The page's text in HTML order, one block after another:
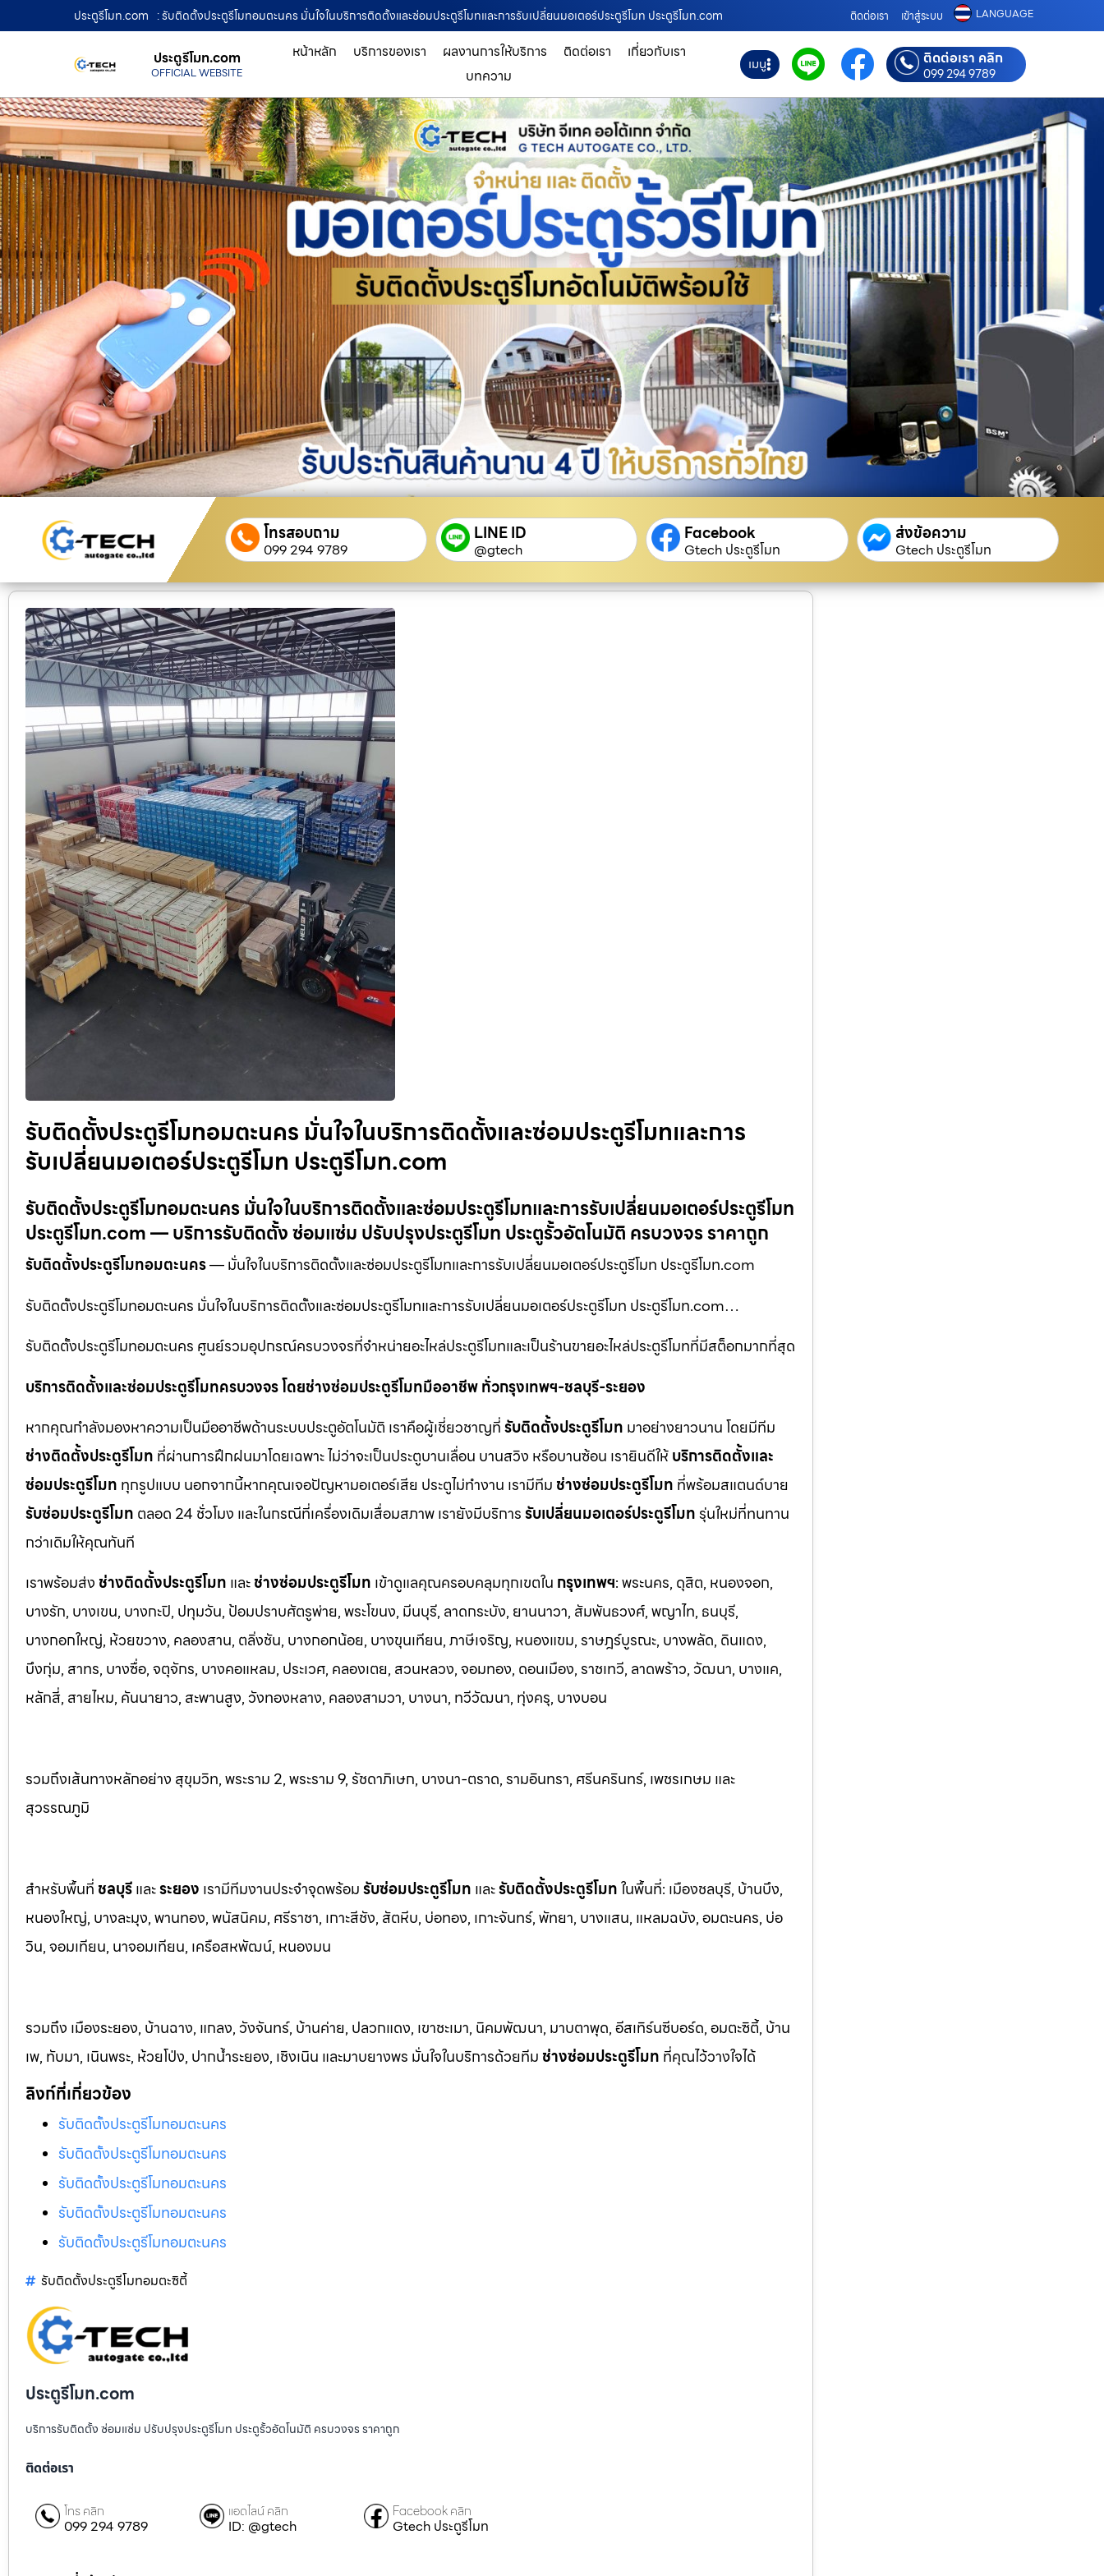
ประตูรีโมท.com : รับติดตั้งประตูรีโมทอมตะนคร มั่นใจในบริการติดตั้งและซ่อมประตูรีโมทและการรับเปลี่ยนมอเตอร์ประตูรีโมท ประตูรีโมท.com ติดต่อเรา เข้าสู่ระบบ LANGUAGE
ประตูรีโมท.com
OFFICIAL WEBSITE
หน้าหลัก บริการของเรา ผลงานการให้บริการ ติดต่อเรา
เกี่ยวกับเรา
บทความ
เมนู ติดต่อเรา คลิก
099 294 9789
โทรสอบถาม
099 294 9789
LINE ID
@gtech
Facebook
Gtech ประตูรีโมท
ส่งข้อความ
Gtech ประตูรีโมท
รับติดตั้งประตูรีโมทอมตะนคร มั่นใจในบริการติดตั้งและซ่อมประตูรีโมทและการ
รับเปลี่ยนมอเตอร์ประตูรีโมท ประตูรีโมท.com
รับติดตั้งประตูรีโมทอมตะนคร มั่นใจในบริการติดตั้งและซ่อมประตูรีโมทและการรับเปลี่ยนมอเตอร์ประตูรีโมท
ประตูรีโมท.com — บริการรับติดตั้ง ซ่อมแซ่ม ปรับปรุงประตูรีโมท ประตูรั้วอัตโนมัติ ครบวงจร ราคาถูก
รับติดตั้งประตูรีโมทอมตะนคร— มั่นใจในบริการติดตั้งและซ่อมประตูรีโมทและการรับเปลี่ยนมอเตอร์ประตูรีโมท ประตูรีโมท.com
รับติดตั้งประตูรีโมทอมตะนคร มั่นใจในบริการติดตั้งและซ่อมประตูรีโมทและการรับเปลี่ยนมอเตอร์ประตูรีโมท ประตูรีโมท.com…
รับติดตั้งประตูรีโมทอมตะนคร ศูนย์รวมอุปกรณ์ครบวงจรที่จำหน่ายอะไหล่ประตูรีโมทและเป็นร้านขายอะไหล่ประตูรีโมทที่มีสต็อกมากที่สุด
บริการติดตั้งและซ่อมประตูรีโมทครบวงจร โดยช่างซ่อมประตูรีโมทมืออาชีพ ทั่วกรุงเทพฯ-ชลบุรี-ระยอง
หากคุณกำลังมองหาความเป็นมืออาชีพด้านระบบประตูอัตโนมัติ เราคือผู้เชี่ยวชาญที่รับติดตั้งประตูรีโมท มาอย่างยาวนาน โดยมีทีม
ช่างติดตั้งประตูรีโมท ที่ผ่านการฝึกฝนมาโดยเฉพาะ ไม่ว่าจะเป็นประตูบานเลื่อน บานสวิง หรือบานซ้อน เรายินดีให้บริการติดตั้งและ
ซ่อมประตูรีโมท ทุกรูปแบบ นอกจากนี้หากคุณเจอปัญหามอเตอร์เสีย ประตูไม่ทำงาน เรามีทีม ช่างซ่อมประตูรีโมท ที่พร้อมสแตนด์บาย
รับซ่อมประตูรีโมท ตลอด 24 ชั่วโมง และในกรณีที่เครื่องเดิมเสื่อมสภาพ เรายังมีบริการรับเปลี่ยนมอเตอร์ประตูรีโมทรุ่นใหม่ที่ทนทาน
กว่าเดิมให้คุณทันที
เราพร้อมส่ง ช่างติดตั้งประตูรีโมท และช่างซ่อมประตูรีโมท เข้าดูแลคุณครอบคลุมทุกเขตใน กรุงเทพฯ: พระนคร, ดุสิต, หนองจอก,
บางรัก, บางเขน, บางกะปิ, ปทุมวัน, ป้อมปราบศัตรูพ่าย, พระโขนง, มีนบุรี, ลาดกระบัง, ยานนาวา, สัมพันธวงศ์, พญาไท, ธนบุรี,
บางกอกใหญ่, ห้วยขวาง, คลองสาน, ตลิ่งชัน, บางกอกน้อย, บางขุนเทียน, ภาษีเจริญ, หนองแขม, ราษฎร์บูรณะ, บางพลัด, ดินแดง,
บึงกุ่ม, สาทร, บางซื่อ, จตุจักร, บางคอแหลม, ประเวศ, คลองเตย, สวนหลวง, จอมทอง, ดอนเมือง, ราชเทวี, ลาดพร้าว, วัฒนา, บางแค,
หลักสี่, สายไหม, คันนายาว, สะพานสูง, วังทองหลาง, คลองสามวา, บางนา, ทวีวัฒนา, ทุ่งครุ, บางบอน
รวมถึงเส้นทางหลักอย่าง สุขุมวิท, พระราม 2, พระราม 9, รัชดาภิเษก, บางนา-ตราด, รามอินทรา, ศรีนครินทร์, เพชรเกษม และ
สุวรรณภูมิ
สำหรับพื้นที่ ชลบุรีและระยอง เรามีทีมงานประจำจุดพร้อมรับซ่อมประตูรีโมท และรับติดตั้งประตูรีโมทในพื้นที่: เมืองชลบุรี, บ้านบึง,
หนองใหญ่, บางละมุง, พานทอง, พนัสนิคม, ศรีราชา, เกาะสีชัง, สัตหีบ, บ่อทอง, เกาะจันทร์, พัทยา, บางแสน, แหลมฉบัง, อมตะนคร, บ่อ
วิน, จอมเทียน, นาจอมเทียน, เครือสหพัฒน์, หนองมน
รวมถึง เมืองระยอง, บ้านฉาง, แกลง, วังจันทร์, บ้านค่าย, ปลวกแดง, เขาชะเมา, นิคมพัฒนา, มาบตาพุด, อีสเทิร์นซีบอร์ด, อมตะซิตี้, บ้าน
เพ, ทับมา, เนินพระ, ห้วยโป่ง, ปากน้ำระยอง, เชิงเนิน และมาบยางพร มั่นใจในบริการด้วยทีม ช่างซ่อมประตูรีโมท ที่คุณไว้วางใจได้
ลิงก์ที่เกี่ยวข้อง
รับติดตั้งประตูรีโมทอมตะนคร
รับติดตั้งประตูรีโมทอมตะนคร
รับติดตั้งประตูรีโมทอมตะนคร
รับติดตั้งประตูรีโมทอมตะนคร
รับติดตั้งประตูรีโมทอมตะนคร
รับติดตั้งประตูรีโมทอมตะซิตี้
ประตูรีโมท.com
บริการรับติดตั้ง ซ่อมแซ่ม ปรับปรุงประตูรีโมท ประตูรั้วอัตโนมัติ ครบวงจร ราคาถูก
ติดต่อเรา
โทร คลิก
099 294 9789
แอดไลน์ คลิก
ID: @gtech
Facebook คลิก
Gtech ประตูรีโมท